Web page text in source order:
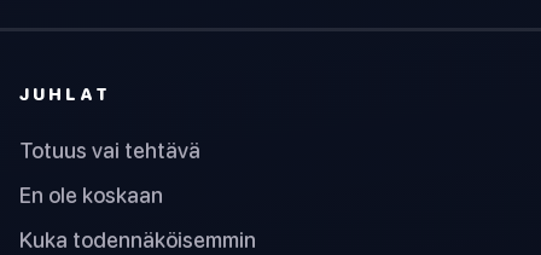
JUHLAT
Totuus vai tehtävä
En ole koskaan
Kuka todennäköisemmin